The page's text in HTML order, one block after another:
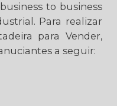
to business
Para realizar
para Vender,
a seguir: